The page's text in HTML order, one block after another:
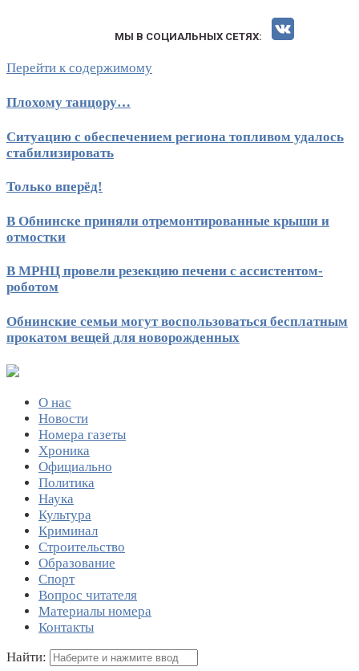
МЫ В СОЦИАЛЬНЫХ СЕТЯХ:
Перейти к содержимому
Плохому танцору…
Ситуацию с обеспечением региона топливом удалось
стабилизировать
Только вперёд!
В Обнинске приняли отремонтированные крыши и
отмостки
В МРНЦ провели резекцию печени с ассистентом-
роботом
Обнинские семьи могут воспользоваться бесплатным
прокатом вещей для новорожденных
О нас
Новости
Номера газеты
Хроника
Официально
Политика
Наука
Культура
Криминал
Строительство
Образование
Спорт
Вопрос читателя
Материалы номера
Контакты
Найти: